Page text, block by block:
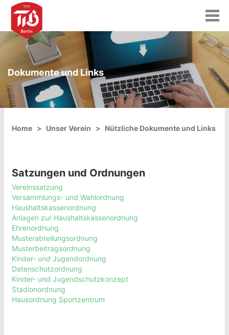
T
o
g
g
n
i
a
Dokumente und Links
Home Unser Verein Nützliche Dokumente und Links
Satzungen und Ordnungen
Vereinssatzung
Versammlungs- und Wahlordnung
Haushaltskassenordnung
Anlagen zur Haushaltskassenordnung
Ehrenordnung
Musterabteilungsordnung
Musterbeitragsordnung
Kinder- und Jugendordnung
Datenschutzordnung
Kinder- und Jugendschutzkonzept
Stadionordnung
Hausordnung Sportzentrum